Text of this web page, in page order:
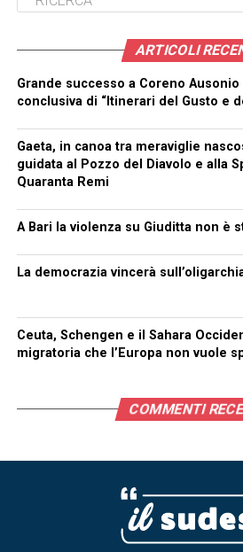
ARTICOLI
Grande successo a Coreno
conclusiva di “Itinerari del Gusto e
Gaeta, in canoa tra meraviglie
guidata al Pozzo del Diavolo e alla
Quaranta Remi
A Bari la violenza su Giuditta non è
La democrazia vincerà
Ceuta, Schengen e il Sahara
migratoria che l’Europa non vuole
COMMENTI